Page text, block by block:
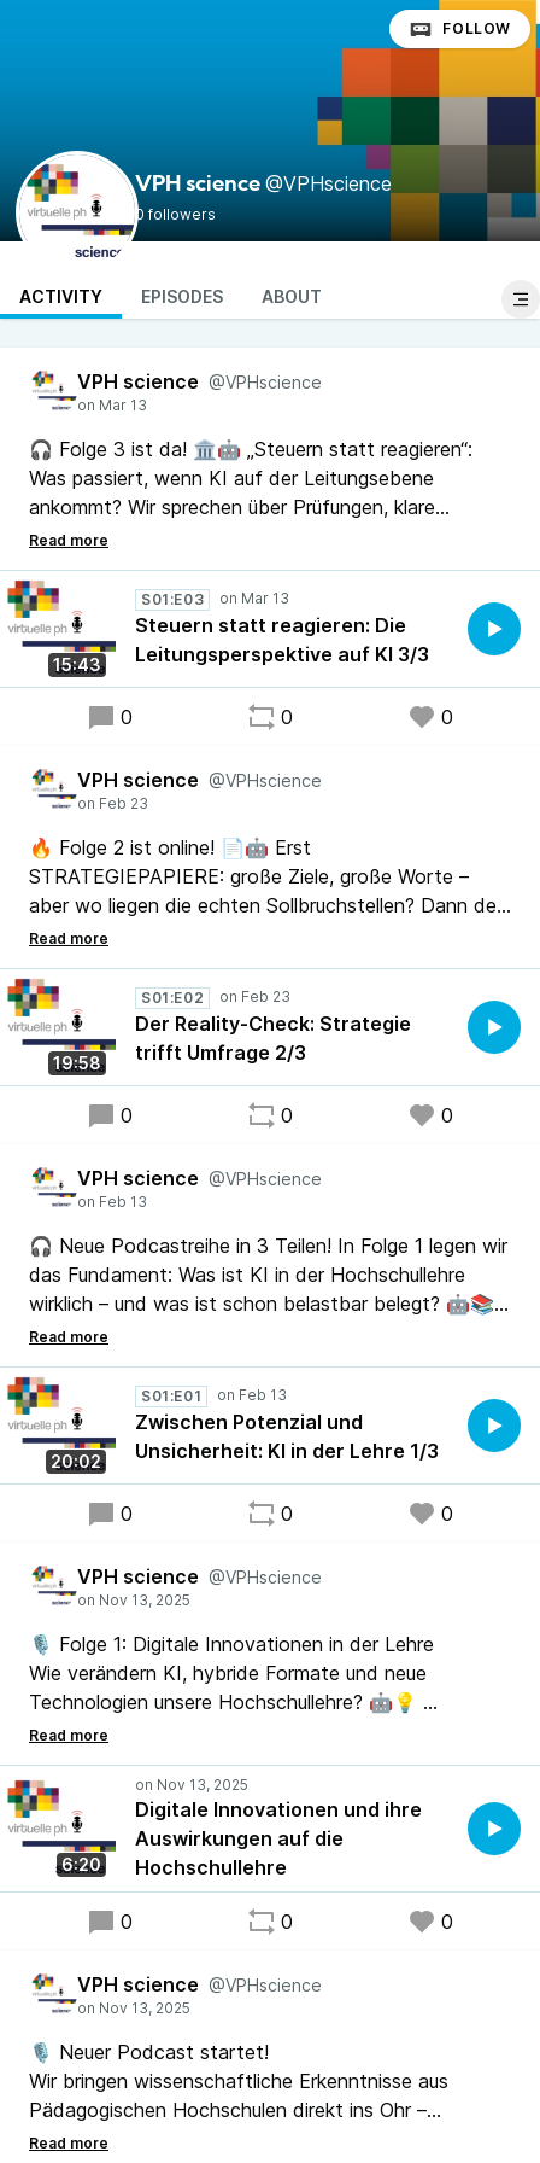
VPH science @VPHscience
0 followers
FOLLOW
ACTIVITY EPISODES ABOUT
VPH science @VPHscience
🎧 Folge 3 ist da! 🏛️🤖 „Steuern statt reagieren“:
Was passiert, wenn KI auf der Leitungsebene
ankommt? Wir sprechen über Prüfungen, klare
Leitlinien, SUPPORT – und die harten Knackpunkte
DATENSCHUTZ & URHEBERRECHT. Wie bleiben
Hochschulen handlungsfähig, ohne Verbote oder
Regelchaos? 👀 Jetzt reinhören! 🚀
15:43
S01:E03
Steuern statt reagieren: Die
Leitungsperspektive auf KI 3/3
0 0 0
VPH science @VPHscience
🔥 Folge 2 ist online! 📄🤖 Erst
STRATEGIEPAPIERE: große Ziele, große Worte –
aber wo liegen die echten Sollbruchstellen? Dann der
Reality-Check 🇦🇹: Die Umfrage zeigt Nutzung,
VERTRAUEN und KI-KOMPETENZ bei Studierenden
& Lehrenden – und ein Befund hat uns selbst kurz
stoppen lassen… 👀🎧 Jetzt reinhören! 🚀
19:58
S01:E02
Der Reality-Check: Strategie
trifft Umfrage 2/3
0 0 0
VPH science @VPHscience
🎧 Neue Podcastreihe in 3 Teilen! In Folge 1 legen wir
das Fundament: Was ist KI in der Hochschullehre
wirklich – und was ist schon belastbar belegt? 🤖📚
Wir klären Begriffe, unterscheiden KLASSISCHE KI
vs. GENERATIVE KI und schauen auf den
Forschungsstand. Ohne Hype, mit Aha-Momenten.
🚀 Jetzt anhören!
20:02
S01:E01
Zwischen Potenzial und
Unsicherheit: KI in der Lehre 1/3
0 0 0
VPH science @VPHscience
🎙️ Folge 1: Digitale Innovationen in der Lehre
Wie verändern KI, hybride Formate und neue
Technologien unsere Hochschullehre? 🤖💡
In dieser Folge sprechen wir über zentrale
Erkenntnisse aus dem fnma-Tagungsband von
Antonia Darilion – und darüber, warum digitale
Innovation vor allem eines braucht: HALTUNG statt
HYPE.
6:20
Digitale Innovationen und ihre
Auswirkungen auf die
Hochschullehre
0 0 0
VPH science @VPHscience
🎙️ Neuer Podcast startet!
Wir bringen wissenschaftliche Erkenntnisse aus
Pädagogischen Hochschulen direkt ins Ohr –
verständlich, reflektiert und mit KI-Unterstützung. 💡